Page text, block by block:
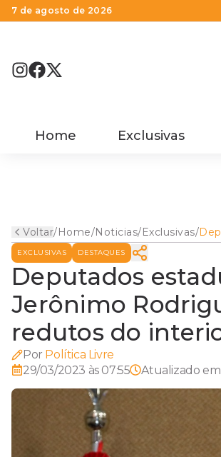
7 de agosto de 2026
Home Exclusivas
Voltar/Home/Noticias/Exclusivas/
do
EXCLUSIVAS DESTAQUES
Deputados
Jerônimo
redutos do
Por Política Livre
29/03/2023 às 07:55
Atualizado em